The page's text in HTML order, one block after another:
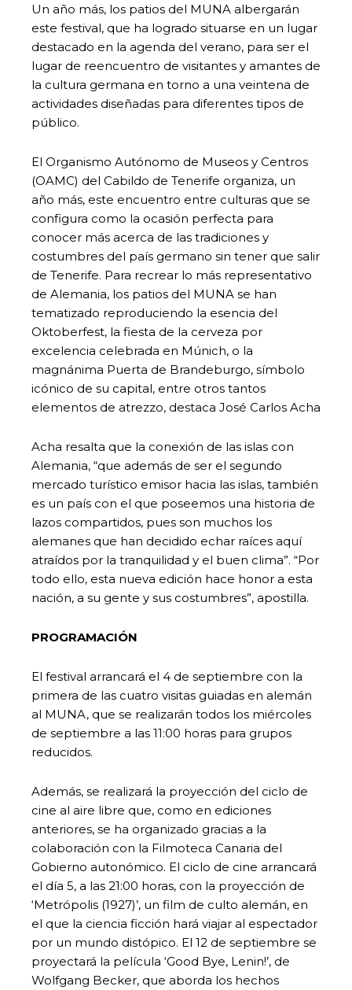
Un año más, los patios del MUNA albergarán
este festival, que ha logrado situarse en un lugar
destacado en la agenda del verano, para ser el
lugar de reencuentro de visitantes y amantes de
la cultura germana en torno a una veintena de
actividades diseñadas para diferentes tipos de
público.
El Organismo Autónomo de Museos y Centros
(OAMC) del Cabildo de Tenerife organiza, un
año más, este encuentro entre culturas que se
configura como la ocasión perfecta para
conocer más acerca de las tradiciones y
costumbres del país germano sin tener que salir
de Tenerife. Para recrear lo más representativo
de Alemania, los patios del MUNA se han
tematizado reproduciendo la esencia del
Oktoberfest, la fiesta de la cerveza por
excelencia celebrada en Múnich, o la
magnánima Puerta de Brandeburgo, símbolo
icónico de su capital, entre otros tantos
elementos de atrezzo, destaca José Carlos Acha
Acha resalta que la conexión de las islas con
Alemania, “que además de ser el segundo
mercado turístico emisor hacia las islas, también
es un país con el que poseemos una historia de
lazos compartidos, pues son muchos los
alemanes que han decidido echar raíces aquí
atraídos por la tranquilidad y el buen clima”. “Por
todo ello, esta nueva edición hace honor a esta
nación, a su gente y sus costumbres”, apostilla.
PROGRAMACIÓN
El festival arrancará el 4 de septiembre con la
primera de las cuatro visitas guiadas en alemán
al MUNA, que se realizarán todos los miércoles
de septiembre a las 11:00 horas para grupos
reducidos.
Además, se realizará la proyección del ciclo de
cine al aire libre que, como en ediciones
anteriores, se ha organizado gracias a la
colaboración con la Filmoteca Canaria del
Gobierno autonómico. El ciclo de cine arrancará
el día 5, a las 21:00 horas, con la proyección de
‘Metrópolis (1927)’, un film de culto alemán, en
el que la ciencia ficción hará viajar al espectador
por un mundo distópico. El 12 de septiembre se
proyectará la película ‘Good Bye, Lenin!’, de
Wolfgang Becker, que aborda los hechos